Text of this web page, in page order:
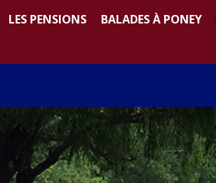
LES PENSIONS BALADES À PONEY